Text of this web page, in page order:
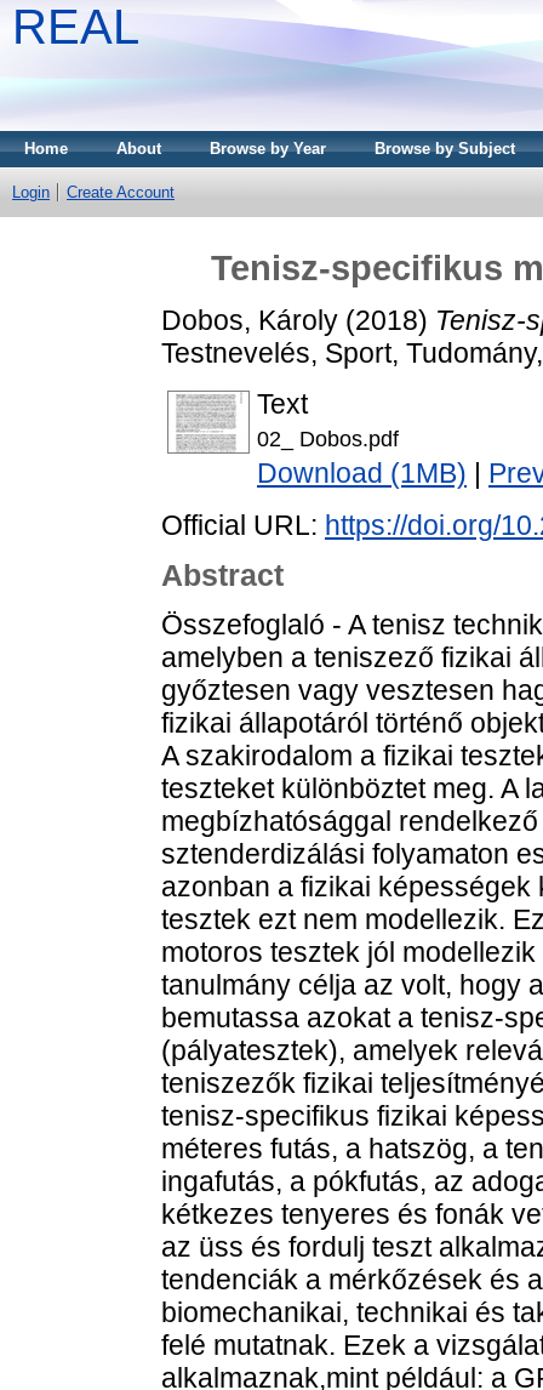
REAL
Home About Browse by Year Browse by Subject
Login Create Account
Tenisz-specifikus
Dobos, Károly (2018) Tenisz-
Testnevelés, Sport,
Text
02_ Dobos.pdf
Download (1MB)
Official URL: https://doi.org/
Abstract
Összefoglaló - A tenisz
amelyben a teniszező fizikai
győztesen vagy vesztesen
fizikai állapotáról történő
A szakirodalom a fizikai
teszteket különböztet meg. A
megbízhatósággal
sztenderdizálási folyamaton
azonban a fizikai
tesztek ezt nem modellezik.
motoros tesztek jól
tanulmány célja az volt, hogy
bemutassa azokat a tenisz-
(pályatesztek), amelyek
teniszezők fizikai
tenisz-specifikus fizikai
méteres futás, a hatszög, a
ingafutás, a pókfutás, az
kétkezes tenyeres és fonák
az üss és fordulj teszt
tendenciák a mérkőzések és
biomechanikai, technikai és
felé mutatnak. Ezek a
alkalmaznak,mint például: a